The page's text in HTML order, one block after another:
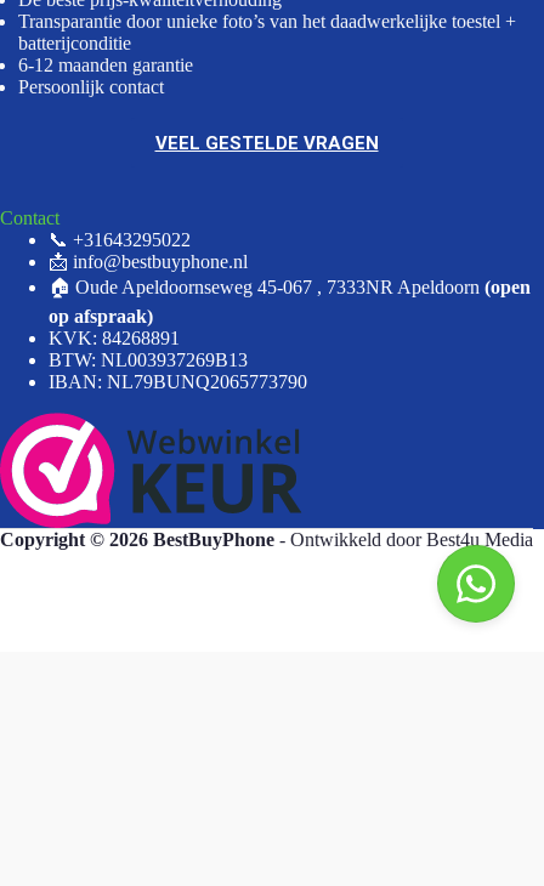
Transparantie door unieke foto’s van het daadwerkelijke toestel +
batterijconditie
6-12 maanden garantie
Persoonlijk contact
VEEL GESTELDE VRAGEN
Contact
📞 +31643295022
📩 info@bestbuyphone.nl
🏠 Oude Apeldoornseweg 45-067 , 7333NR Apeldoorn (open
op afspraak)
KVK: 84268891
BTW: NL003937269B13
IBAN: NL79BUNQ2065773790
Copyright © 2026 BestBuyPhone - Ontwikkeld doorBest4u Media